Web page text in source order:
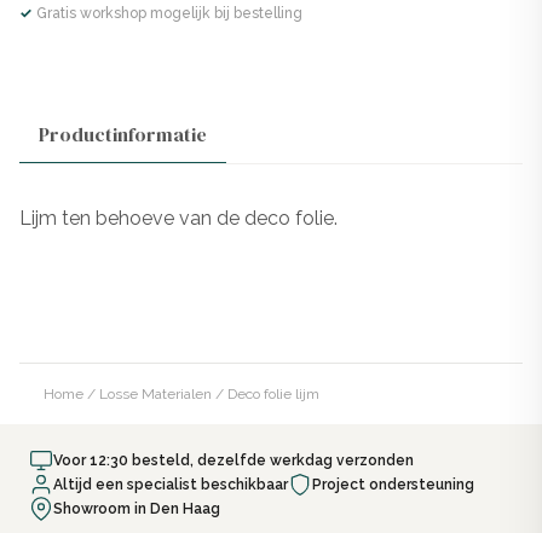
Productinformatie
Lijm ten behoeve van de deco folie.
✓ Gratis workshop mogelijk bij bestelling
Home / Losse Materialen / Deco folie lijm
Voor 12:30 besteld, dezelfde werkdag verzonden
Altijd een specialist beschikbaar
Project ondersteuning
Showroom in Den Haag